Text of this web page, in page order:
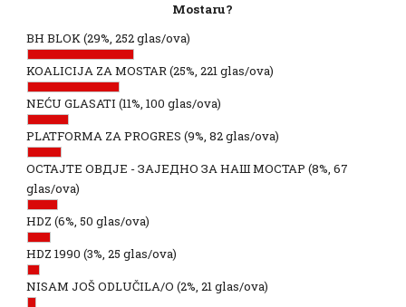
Mostaru?
BH BLOK(29%, 252 glas/ova)
KOALICIJA ZA MOSTAR(25%, 221 glas/ova)
NEĆU GLASATI (11%, 100 glas/ova)
PLATFORMA ZA PROGRES (9%, 82 glas/ova)
ОСТАЈТЕ ОВДЈЕ - ЗАЈЕДНО ЗА НАШ МОСТАР (8%, 67
glas/ova)
HDZ (6%, 50 glas/ova)
HDZ 1990 (3%, 25 glas/ova)
NISAM JOŠ ODLUČILA/O (2%, 21 glas/ova)